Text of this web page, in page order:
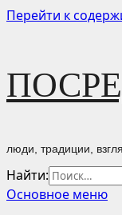
Перейти к
люди, традиции,
Найти:
Основное меню